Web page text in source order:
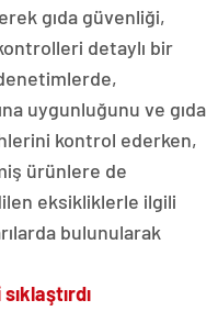
gıda güvenliği,
detaylı bir
uygunluğunu ve gıda
kontrol ederken,
ürünlere de
eksikliklerle ilgili
bulunularak